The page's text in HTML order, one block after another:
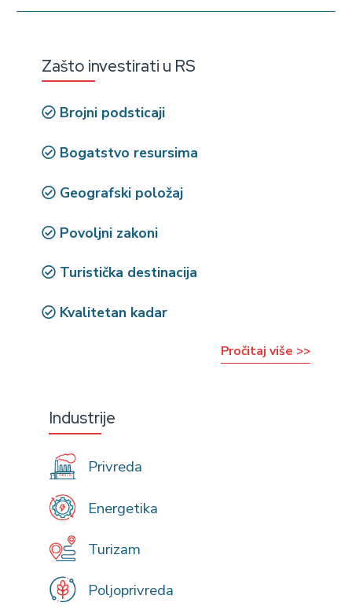
Zašto investirati u RS
Brojni podsticaji
Bogatstvo resursima
Geografski položaj
Povoljni zakoni
Turistička destinacija
Kvalitetan kadar
Pročitaj više >>
Industrije
Privreda
Energetika
Turizam
Poljoprivreda